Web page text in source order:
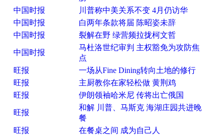
中国时报
川普称中美关系不变 4月仍访华
中国时报
白两年条款将届 陈昭姿未辞
中国时报
裂解在野 绿营频拉拢柯文哲
中国时报
马杜洛世纪审判 主权豁免为攻防焦
点
旺报
一场从Fine Dining转向土地的修行
旺报
主厨教你在家轻松做 黄荆鸡
旺报
伊朗领袖哈米尼 传将出亡俄国
旺报
和解 川普、马斯克 海湖庄园共进晚
餐
旺报
在餐桌之间 成为自己人